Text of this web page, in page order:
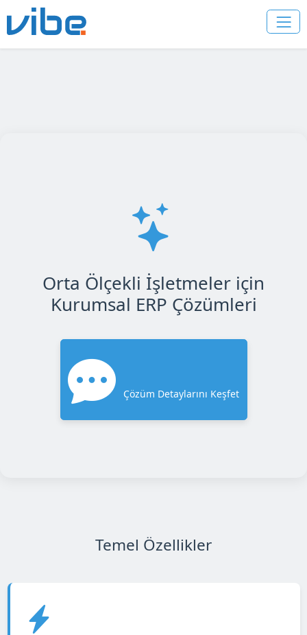
Orta Ölçekli İşletmeler için
Kurumsal ERP Çözümleri
Çözüm Detaylarını Keşfet
Temel Özellikler